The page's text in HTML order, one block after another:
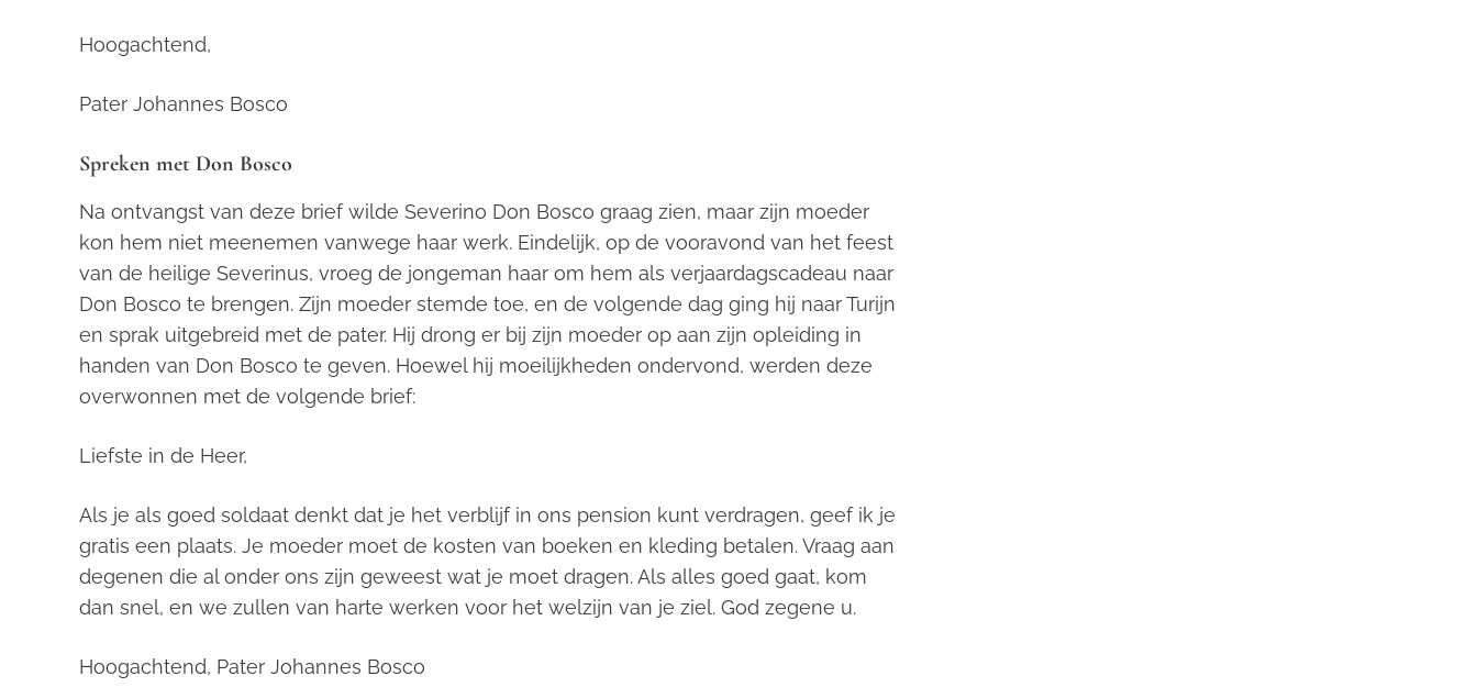
Hoogachtend,
Pater Johannes Bosco
Spreken met Don Bosco
Na ontvangst van deze brief wilde Severino Don Bosco graag zien, maar zijn moeder
kon hem niet meenemen vanwege haar werk. Eindelijk, op de vooravond van het feest
van de heilige Severinus, vroeg de jongeman haar om hem als verjaardagscadeau naar
Don Bosco te brengen. Zijn moeder stemde toe, en de volgende dag ging hij naar Turijn
en sprak uitgebreid met de pater. Hij drong er bij zijn moeder op aan zijn opleiding in
handen van Don Bosco te geven. Hoewel hij moeilijkheden ondervond, werden deze
overwonnen met de volgende brief:
Liefste in de Heer,
Als je als goed soldaat denkt dat je het verblijf in ons pension kunt verdragen, geef ik je
gratis een plaats. Je moeder moet de kosten van boeken en kleding betalen. Vraag aan
degenen die al onder ons zijn geweest wat je moet dragen. Als alles goed gaat, kom
dan snel, en we zullen van harte werken voor het welzijn van je ziel. God zegene u.
Hoogachtend, Pater Johannes Bosco